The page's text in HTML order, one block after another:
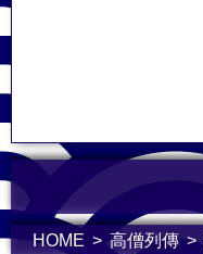
HOME 高僧列傳